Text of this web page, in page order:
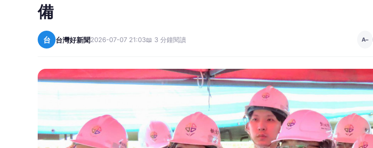
備
台 台灣好新聞2026-07-07 21:03📖 3 分鐘閱讀 A−